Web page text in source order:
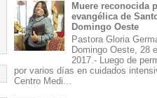
Muere reconocida
evangélica de
Domingo Oeste
Pastora Gloria
Domingo Oeste, 28
2017.- Luego de
por varios días en cuidados
Centro Medi...